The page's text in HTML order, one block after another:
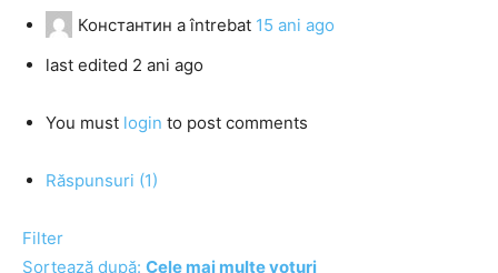
Константин a întrebat 15 ani ago
last edited 2 ani ago
You must login to post comments
Răspunsuri (1)
Filter
Sortează după: Cele mai multe voturi